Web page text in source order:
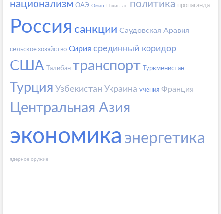
национализм ОАЭ Оман Пакистан политика пропаганда
Россия санкции Саудовская Аравия
сельское хозяйство Сирия срединный коридор
США Талибан транспорт Туркменистан
Турция Узбекистан Украина учения Франция
Центральная Азия
экономика энергетика
ядерное оружие